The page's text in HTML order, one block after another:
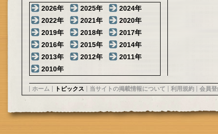
2026年 2025年
2024年
2022年
2021年
2020年
2019年
2018年
2017年
2016年
2015年
2014年
2013年
2012年
2011年
2010年
ホーム トピックス 当サイトの掲載情報について 利用規約 会員